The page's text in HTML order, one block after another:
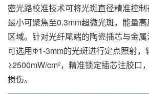
密光路校准技术可将光斑直径精准控制
最小可聚焦至0.3mm超微光斑，能量
区域。针对光纤尾端的陶瓷插芯与金
可选用Φ1-3mm的光斑进行定点照射，
≥2500mW/cm²，精准锁定插芯注胶口
损伤。